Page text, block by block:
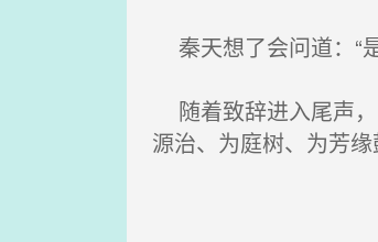
秦天想了会问道：“
随着致辞进入尾声，
源治、为庭树、为芳缘